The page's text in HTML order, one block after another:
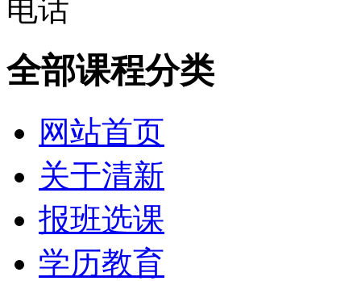
全部课程分类
网站首页
关于清新
报班选课
学历教育